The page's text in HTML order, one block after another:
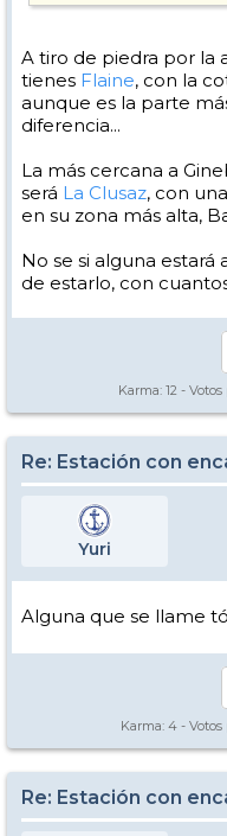
A tiro de piedra por la
tienes Flaine, con la
aunque es la parte
diferencia...
La más cercana a
será La Clusaz, con
en su zona más alta,
No se si alguna estará
de estarlo, con
Karma: 12 - Votos
Re: Estación con
Yuri
Alguna que se llame
Karma: 4 - Votos
Re: Estación con